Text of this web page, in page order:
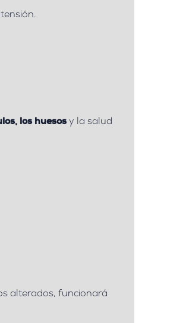
los huesos y la salud
alterados, funcionará